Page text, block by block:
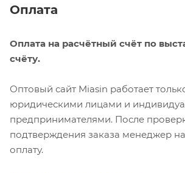
Оплата
Оплата на расчётный счёт по
счёту.
Оптовый сайт Miasin работает
юридическими лицами и
предпринимателями. После
подтверждения заказа менеджер
оплату.